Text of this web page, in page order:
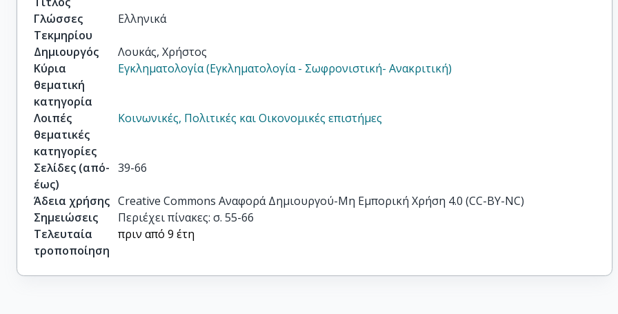
Γλώσσες
Τεκμηρίου
Ελληνικά
Δημιουργός
Λουκάς, Χρήστος
Κύρια
θεματική
κατηγορία
Εγκληματολογία (Εγκληματολογία - Σωφρονιστική- Aνακριτική)
Λοιπές
θεματικές
κατηγορίες
Κοινωνικές, Πολιτικές και Οικονομικές επιστήμες
Σελίδες (από-
έως)
39-66
Άδεια χρήσης Creative Commons Αναφορά Δημιουργού-Μη Εμπορική Χρήση 4.0 (CC-BY-NC)
Σημειώσεις
Περιέχει πίνακες: σ. 55-66
Τελευταία
τροποποίηση
πριν από 9 έτη